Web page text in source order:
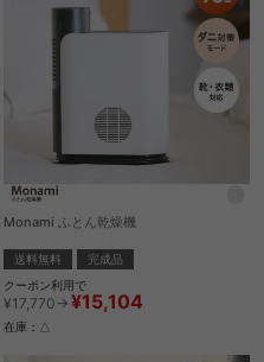
Monami ふとん乾燥機
送料無料
完成品
クーポン利用で
¥17,770→ ¥15,104
在庫：△